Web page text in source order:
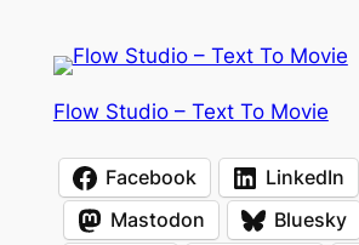
Flow Studio – Text To Movie
Facebook LinkedIn
Mastodon
Bluesky